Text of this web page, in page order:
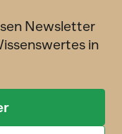
Newsletter
in